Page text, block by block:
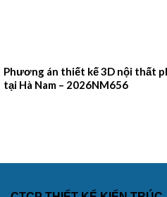
Phương án thiết kế 3D nội thất
tại Hà Nam – 2026NM656